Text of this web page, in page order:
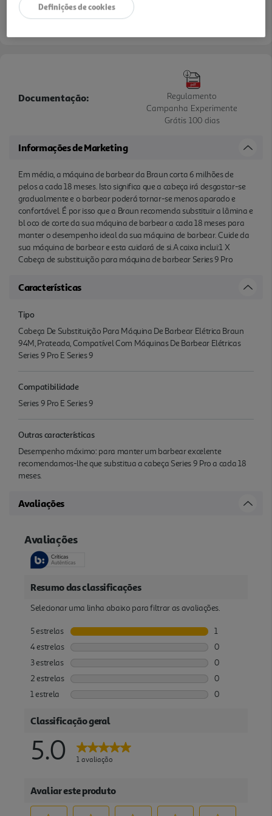
Documentação:
Regulamento
Campanha Experimente
Grátis 100 dias
Informações de Marketing
Em média, a máquina de barbear da Braun corta 6 milhões de
pelos a cada 18 meses. Isto significa que a cabeça irá desgastar-se
gradualmente e o barbear poderá tornar-se menos aparado e
confortável. É por isso que a Braun recomenda substituir a lâmina e
bl oco de corte da sua máquina de barbear a cada 18 meses para
manter o desempenho ideal da sua máquina de barbear. Cuide da
sua máquina de barbear e esta cuidará de si.A caixa inclui:1 X
Cabeça de substituição para máquina de barbear Series 9 Pro
Características
Tipo
Cabeça De Substituição Para Máquina De Barbear Elétrica Braun
94M, Prateada, Compatível Com Máquinas De Barbear Elétricas
Series 9 Pro E Series 9
Compatibilidade
Series 9 Pro E Series 9
Outras características
Desempenho máximo: para manter um barbear excelente
recomendamos-lhe que substitua a cabeça Series 9 Pro a cada 18
meses.
Avaliações
Definições de cookies